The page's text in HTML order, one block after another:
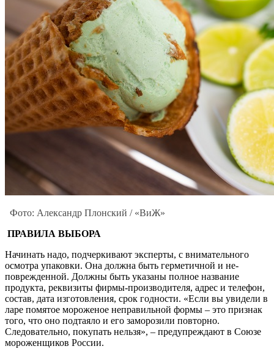
Фото: Александр Плонский / «ВиЖ»
ПРАВИЛА ВЫБОРА
Начинать надо, подчеркивают экспер­ты, с внимательного
осмотра упаковки. Она должна быть герметичной и не­
поврежденной. Должны быть указаны полное название
продукта, реквизиты фирмы-производителя, адрес и теле­фон,
состав, дата изготовления, срок годности. «Если вы увидели в
ларе по­мятое мороженое неправильной фор­мы – это признак
того, что оно под­таяло и его заморозили повторно.
Следовательно, покупать нельзя», – предупреждают в Союзе
мороженщи­ков России.